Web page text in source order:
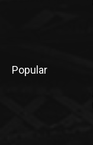
Popular